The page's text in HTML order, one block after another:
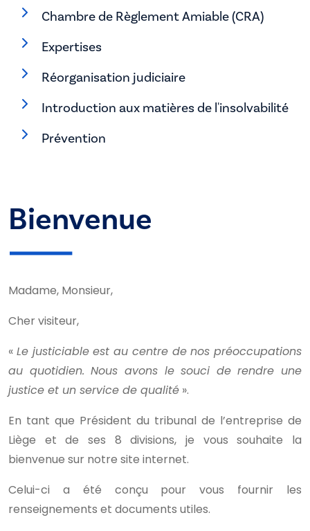
Chambre de Règlement Amiable (CRA)
Expertises
Réorganisation judiciaire
Introduction aux matières de l'insolvabilité
Prévention
Bienvenue
Madame, Monsieur,
Cher visiteur,
« Le justiciable est au centre de nos préoccupations
au quotidien. Nous avons le souci de rendre une
justice et un service de qualité ».
En tant que Président du tribunal de l’entreprise de
Liège et de ses 8 divisions, je vous souhaite la
bienvenue sur notre site internet.
Celui-ci a été conçu pour vous fournir les
renseignements et documents utiles.